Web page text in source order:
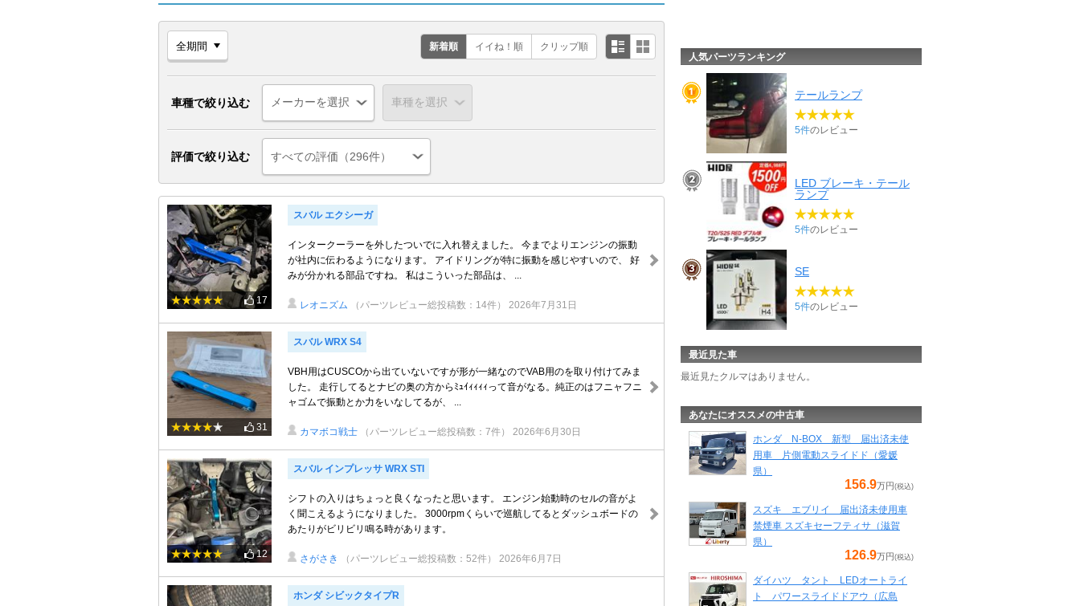
新着順 イイね！順 クリップ順
車種で絞り込む
評価で絞り込む すべての評価（296件）
17
スバル エクシーガ
インタークーラーを外したついでに入れ替えました。 今までよりエンジンの振動
が社内に伝わるようになります。 アイドリングが特に振動を感じやすいので、 好
みが分かれる部品ですね。 私はこういった部品は、 ...
レオニズム （パーツレビュー総投稿数：14件） 2026年7月31日
31
スバル WRX S4
VBH用はCUSCOから出ていないですが形が一緒なのでVAB用のを取り付けてみま
した。 走行してるとナビの奥の方からﾐｭｲｨｨｨｨって音がなる。純正のはフニャフニ
ャゴムで振動とか力をいなしてるが、 ...
カマボコ戦士 （パーツレビュー総投稿数：7件） 2026年6月30日
12
スバル インプレッサ WRX STI
シフトの入りはちょっと良くなったと思います。 エンジン始動時のセルの音がよ
く聞こえるようになりました。 3000rpmくらいで巡航してるとダッシュボードの
あたりがビリビリ鳴る時があります。
さがさき （パーツレビュー総投稿数：52件） 2026年6月7日
ホンダ シビックタイプR
人気パーツランキング
テールランプ
5件のレビュー
LED ブレーキ・テール
ランプ
5件のレビュー
SE
5件のレビュー
最近見た車
最近見たクルマはありません。
あなたにオススメの中古車
ホンダ N-BOX 新型 届出済未使
用車 片側電動スライドド（愛媛
県）
156.9万円(税込)
スズキ エブリイ 届出済未使用車
禁煙車 スズキセーフティサ（滋賀
県）
126.9万円(税込)
ダイハツ タント LEDオートライ
ト パワースライドドアウ（広島